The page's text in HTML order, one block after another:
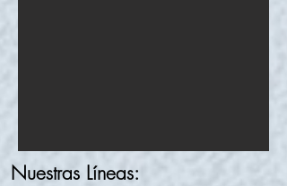
Nuestras Líneas: